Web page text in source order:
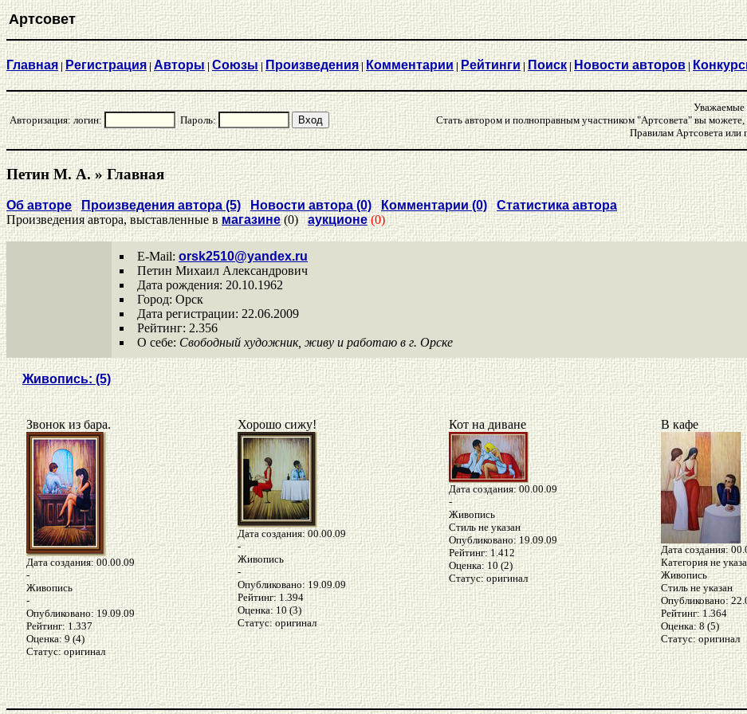
Артсовет
Главная|Регистрация|Aвторы|Союзы|Произведения|Комментарии | Рейтинги|Поиск | Новости авторов|
Авторизация: логин: Пароль:
Уважаемые
Стать автором и полноправным участником "Артсовета" вы
Правилам Артсовета или
Петин М. А. » Главная
Об авторе Произведения автора (5) Новости автора (0) Комментарии (0)
Статистика автора
Произведения автора, выставленные вмагазине(0) аукционе(0)
E-Mail: orsk2510@yandex.ru
Петин Михаил Александрович
Дата рождения: 20.10.1962
Город: Орск
Дата регистрации: 22.06.2009
Рейтинг: 2.356
О себе: Свободный художник, живу и работаю в г. Орске
Живопись: (5)
Звонок из бара.
Дата создания: 00.00.09
-
Живопись
-
Опубликовано: 19.09.09
Рейтинг: 1.337
Оценка: 9 (4)
Статус: оригинал
Хорошо сижу!
Дата создания: 00.00.09
-
Живопись
-
Опубликовано: 19.09.09
Рейтинг: 1.394
Оценка: 10 (3)
Статус: оригинал
Кот на диване
Дата создания: 00.00.09
-
Живопись
Стиль не указан
Опубликовано: 19.09.09
Рейтинг: 1.412
Оценка: 10 (2)
Статус: оригинал
В кафе
Дата создания:
Категория не
Живопись
Стиль не указан
Опубликовано:
Рейтинг: 1.364
Оценка: 8 (5)
Статус: оригинал